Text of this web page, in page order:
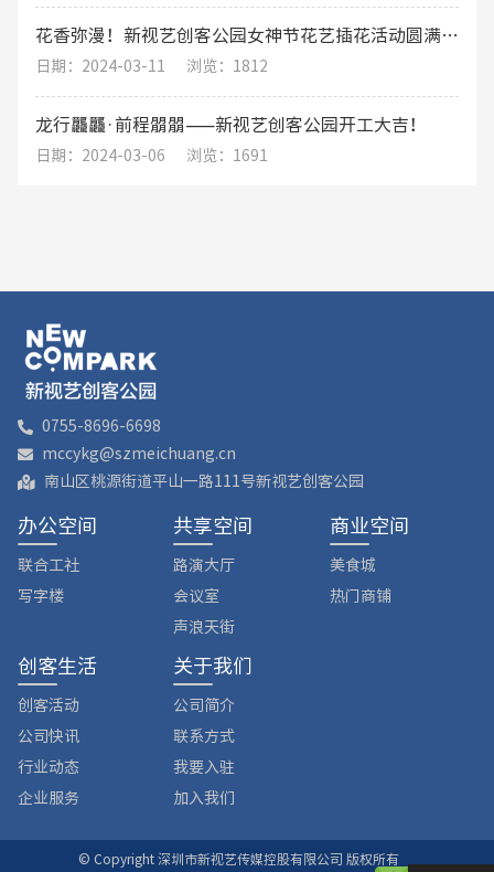
花香弥漫！新视艺创客公园女神节花艺插花活动圆满结束
日期：2024-03-11 浏览：1812
龙行龘龘·前程朤朤——新视艺创客公园开工大吉！
日期：2024-03-06 浏览：1691
0755-8696-6698
mccykg@szmeichuang.cn
南山区桃源街道平山一路111号新视艺创客公园
办公空间
联合工社
写字楼
共享空间
路演大厅
会议室
声浪天街
商业空间
美食城
热门商铺
创客生活
创客活动
公司快讯
行业动态
企业服务
关于我们
公司简介
联系方式
我要入驻
加入我们
© Copyright 深圳市新视艺传媒控股有限公司 版权所有